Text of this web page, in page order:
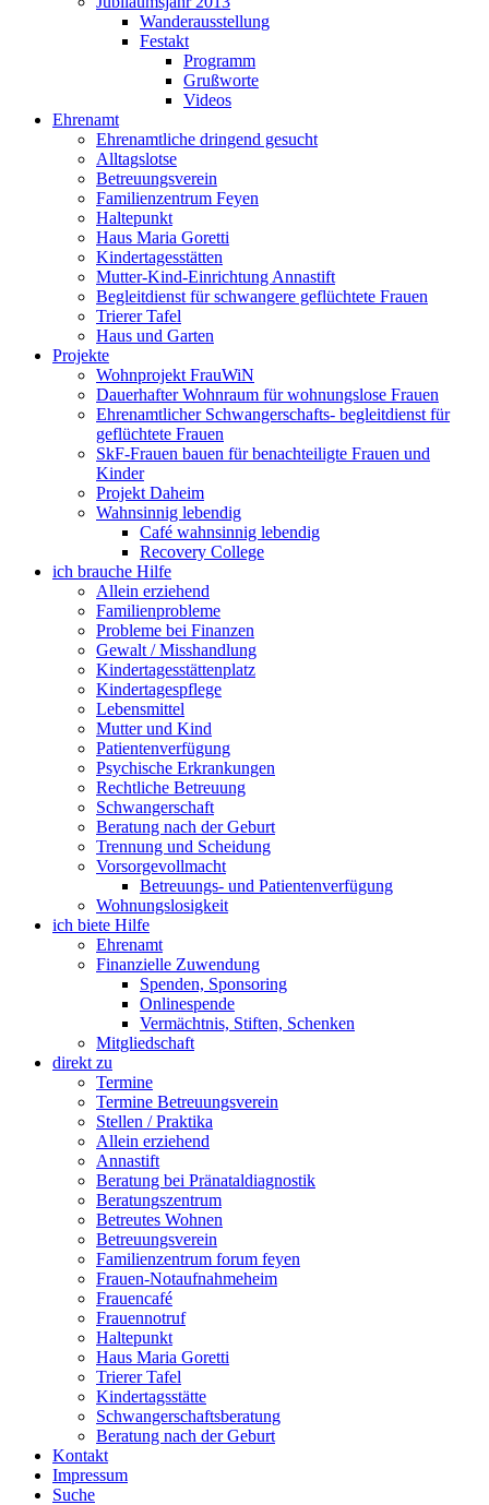
Wanderausstellung
Festakt
Programm
Grußworte
Videos
Ehrenamt
Ehrenamtliche dringend gesucht
Alltagslotse
Betreuungsverein
Familienzentrum Feyen
Haltepunkt
Haus Maria Goretti
Kindertagesstätten
Mutter-Kind-Einrichtung Annastift
Begleitdienst für schwangere geflüchtete Frauen
Trierer Tafel
Haus und Garten
Projekte
Wohnprojekt FrauWiN
Dauerhafter Wohnraum für wohnungslose Frauen
Ehrenamtlicher Schwangerschafts- begleitdienst für
geflüchtete Frauen
SkF-Frauen bauen für benachteiligte Frauen und
Kinder
Projekt Daheim
Wahnsinnig lebendig
Café wahnsinnig lebendig
Recovery College
ich brauche Hilfe
Allein erziehend
Familienprobleme
Probleme bei Finanzen
Gewalt / Misshandlung
Kindertagesstättenplatz
Kindertagespflege
Lebensmittel
Mutter und Kind
Patientenverfügung
Psychische Erkrankungen
Rechtliche Betreuung
Schwangerschaft
Beratung nach der Geburt
Trennung und Scheidung
Vorsorgevollmacht
Betreuungs- und Patientenverfügung
Wohnungslosigkeit
ich biete Hilfe
Ehrenamt
Finanzielle Zuwendung
Spenden, Sponsoring
Onlinespende
Vermächtnis, Stiften, Schenken
Mitgliedschaft
direkt zu
Termine
Termine Betreuungsverein
Stellen / Praktika
Allein erziehend
Annastift
Beratung bei Pränataldiagnostik
Beratungszentrum
Betreutes Wohnen
Betreuungsverein
Familienzentrum forum feyen
Frauen-Notaufnahmeheim
Frauencafé
Frauennotruf
Haltepunkt
Haus Maria Goretti
Trierer Tafel
Kindertagsstätte
Schwangerschaftsberatung
Beratung nach der Geburt
Kontakt
Impressum
Suche